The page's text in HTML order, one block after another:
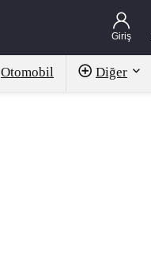
Giriş
Otomobil Diğer